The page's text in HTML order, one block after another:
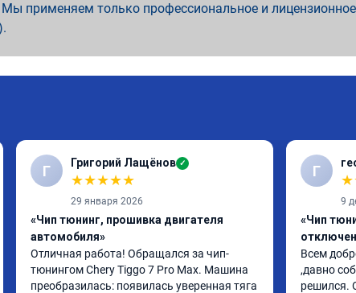
применяем только профессиональное и
Г Григорий Лащёнов ✓
★★★★★
29 января 2026
«Чип тюнинг, прошивка двигателя
автомобиля»
Отличная работа! Обращался за чип-
тюнингом Chery Tiggo 7 Pro Max. Машина
преобразилась: появилась уверенная тяга
Г
★
9
«Чип
Всем
,давно
решился.